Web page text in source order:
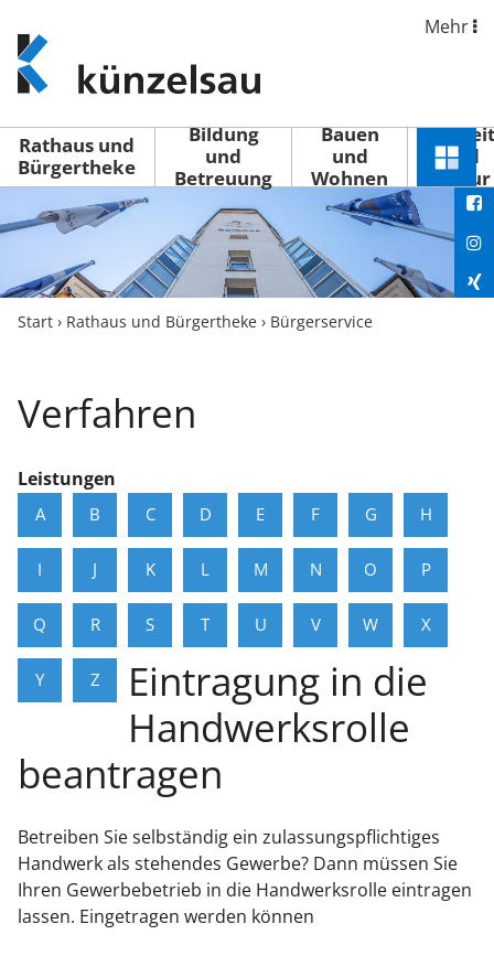
www.kuenzelsau.de
(zur
Startseite)
Mehr
Rathaus und
Bürgertheke
Bildung
und
Betreuung
Bauen
und
Wohnen
Freizeit
und
Kultur
Menü
Start › Rathaus und Bürgertheke › Bürgerservice
Verfahren
Leistungen
A B C D E F G H
I J K L M N O P
Q R S T U V W X
Y Z
Eintragung in die
Handwerksrolle
beantragen
Betreiben Sie selbständig ein zulassungspflichtiges
Handwerk als stehendes Gewerbe? Dann müssen Sie
Ihren Gewerbebetrieb in die Handwerksrolle eintragen
lassen. Eingetragen werden können